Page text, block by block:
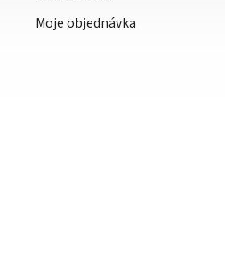
Moje objednávka